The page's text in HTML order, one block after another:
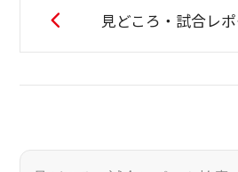
見どころ・試合レ